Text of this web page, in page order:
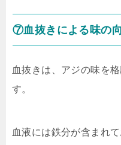
⑦血抜きによる味の
血抜きは、アジの味を
す。
血液には鉄分が含まれ